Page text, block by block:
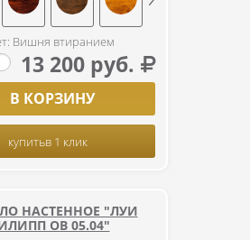
Вишня втиранием
13 200 руб.
В КОРЗИНУ
купитьв 1 клик
НАСТЕННОЕ "ЛУИ
ОВ 05.04"